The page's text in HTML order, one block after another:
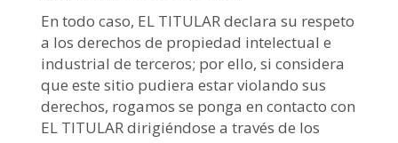
En todo caso, EL TITULAR declara su respeto
a los derechos de propiedad intelectual e
industrial de terceros; por ello, si considera
que este sitio pudiera estar violando sus
derechos, rogamos se ponga en contacto con
EL TITULAR dirigiéndose a través de los